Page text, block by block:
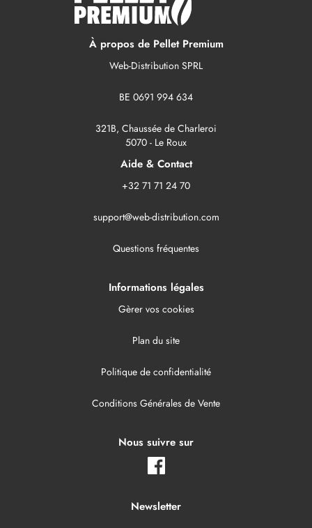
À propos de Pellet Premium
Web-Distribution SPRL
BE 0691 994 634
321B, Chaussée de Charleroi
5070 - Le Roux
Aide & Contact
+32 71 71 24 70
support@web-distribution.com
Questions fréquentes
Informations légales
Gèrer vos cookies
Plan du site
Politique de confidentialité
Conditions Générales de Vente
Nous suivre sur
Newsletter